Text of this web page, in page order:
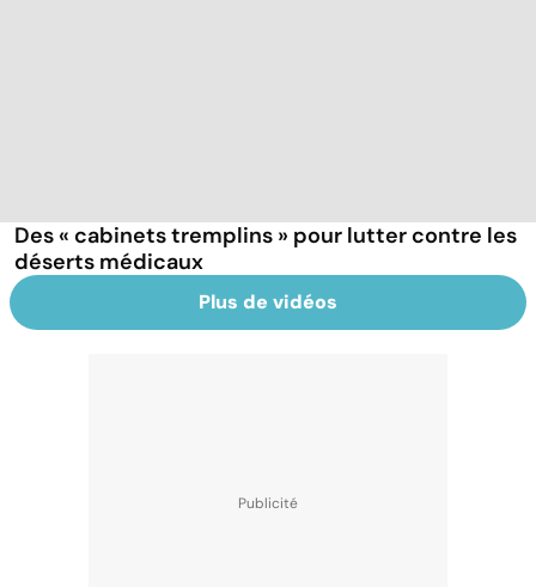
Des « cabinets tremplins » pour lutter contre les
déserts médicaux
Plus de vidéos